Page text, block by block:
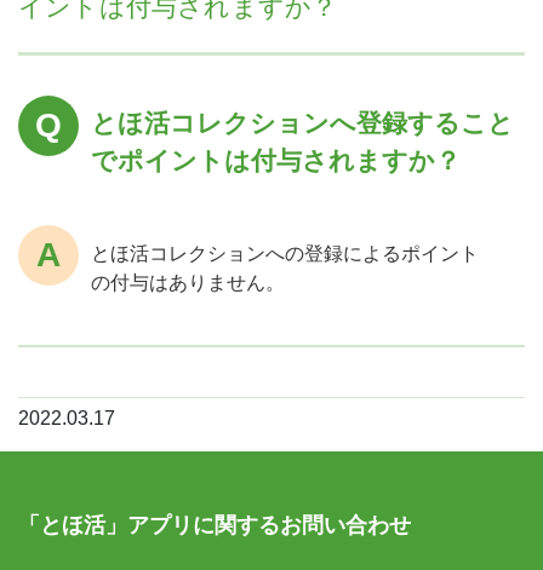
イントは付与されますか？
とほ活コレクションへ登録すること
でポイントは付与されますか？
とほ活コレクションへの登録によるポイント
の付与はありません。
2022.03.17
「とほ活」アプリに関するお問い合わせ